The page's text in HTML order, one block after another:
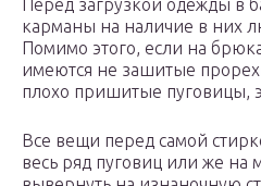
Перед загрузкой одежды в
карманы на наличие в них
Помимо этого, если на
имеются не зашитые
плохо пришитые пуговицы,
Все вещи перед самой
весь ряд пуговиц или же